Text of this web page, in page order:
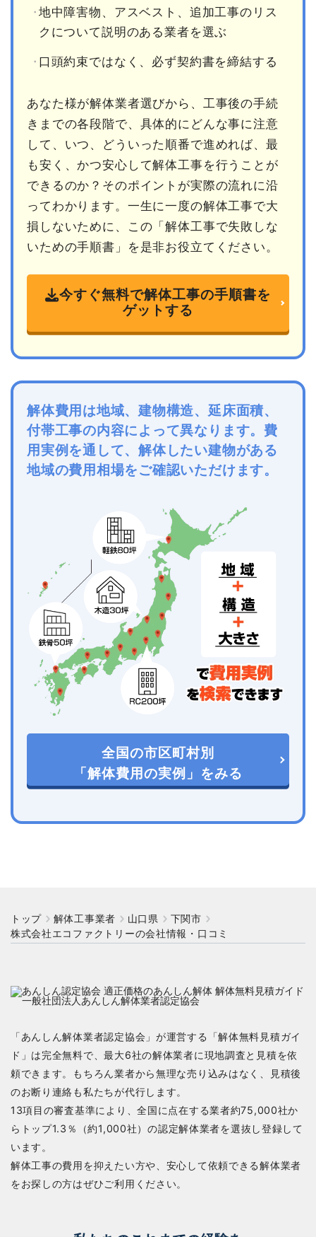
地中障害物、アスベスト、追加工事のリス
クについて説明のある業者を選ぶ
口頭約束ではなく、必ず契約書を締結する
あなた様が解体業者選びから、工事後の手続
きまでの各段階で、具体的にどんな事に注意
して、いつ、どういった順番で進めれば、最
も安く、かつ安心して解体工事を行うことが
できるのか？そのポイントが実際の流れに沿
ってわかります。一生に一度の解体工事で大
損しないために、この「解体工事で失敗しな
いための手順書」を是非お役立てください。
今すぐ無料で解体工事の手順書を
ゲットする
解体費用は地域、建物構造、延床面積、
付帯工事の内容によって異なります。費
用実例を通して、解体したい建物がある
地域の費用相場をご確認いただけます。
全国の市区町村別
「解体費用の実例」をみる
トップ 解体工事業者 山口県
下関市
株式会社エコファクトリーの会社情報・口コミ
「あんしん解体業者認定協会」が運営する「解体無料見積ガイ
ド」は完全無料で、最大6社の解体業者に現地調査と見積を依
頼できます。もちろん業者から無理な売り込みはなく、見積後
のお断り連絡も私たちが代行します。
13項目の審査基準により、全国に点在する業者約75,000社か
らトップ1.3％（約1,000社）の認定解体業者を選抜し登録して
います。
解体工事の費用を抑えたい方や、安心して依頼できる解体業者
をお探しの方はぜひご利用ください。